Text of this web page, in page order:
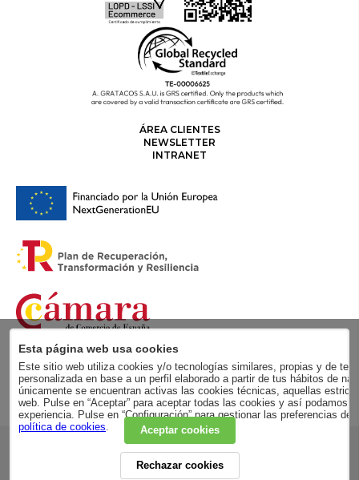
ÁREA CLIENTES
NEWSLETTER
INTRANET
RSC
Esta página web usa cookies
Este sitio web utiliza cookies y/o tecnologías similares, propias y de
personalizada en base a un perfil elaborado a partir de tus hábitos de
únicamente se encuentran activas las cookies técnicas, aquellas
web. Pulse en “Aceptar” para aceptar todas las cookies y así podamos
experiencia. Pulse en “Configuración” para gestionar las preferencias
política de cookies. Aceptar cookies
Rechazar cookies